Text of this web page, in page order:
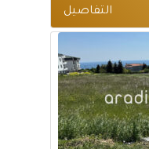
التفاصيل